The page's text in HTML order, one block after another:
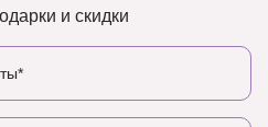
и скидки